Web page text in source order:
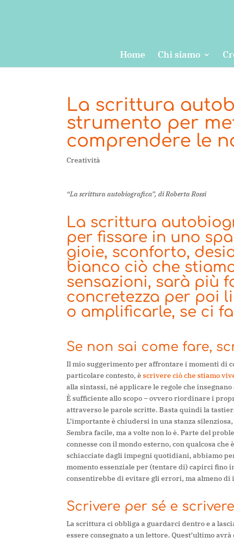
Home Chi siamo
La scrittura
strumento per
comprendere le
Creatività
“La scrittura autobiografica”, di Roberta Rossi
La scrittura
per fissare in uno
gioie, sconforto,
bianco ciò che
sensazioni, sarà più
concretezza per poi
o amplificarle, se ci
Se non sai come fare,
Il mio suggerimento per affrontare i momenti di
particolare contesto, èscrivere ciò che stiamo
alla sintassi, né applicare le regole che
È sufficiente allo scopo – ovvero riordinare i
attraverso le parole scritte. Basta quindi la
L’importante è chiudersi in una stanza
Sembra facile, ma a volte non lo è. Parte del
connesse con il mondo esterno, con qualcosa
schiacciate dagli impegni quotidiani, abbiamo
momento essenziale per (tentare di) capirci fino
consentirebbe di evitare gli errori, ma almeno
Scrivere per sé e
La scrittura ci obbliga a guardarci dentro e a
essere consegnato a un lettore. Quest’ultimo